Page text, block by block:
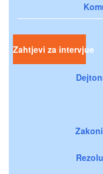
Zahtjevi za intervjue